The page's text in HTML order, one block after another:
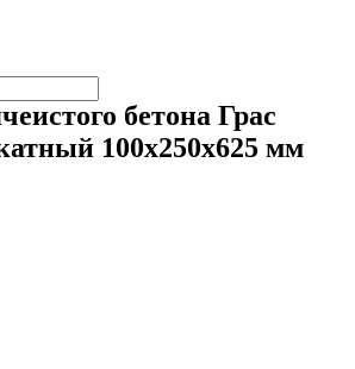
бетона Грас
100х250х625 мм